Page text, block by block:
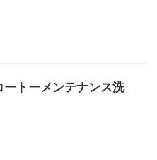
ートーメンテナンス洗